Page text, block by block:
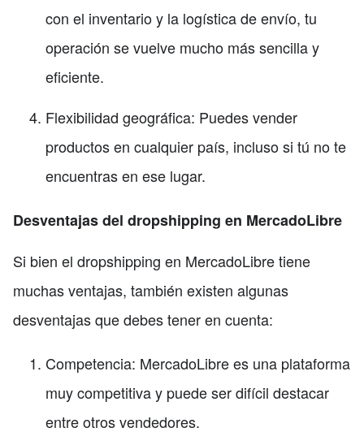
con el inventario y la logística de envío, tu
operación se vuelve mucho más sencilla y
eficiente.
Flexibilidad geográfica: Puedes vender
productos en cualquier país, incluso si tú no te
encuentras en ese lugar.
Desventajas del dropshipping en MercadoLibre
Si bien el dropshipping en MercadoLibre tiene
muchas ventajas, también existen algunas
desventajas que debes tener en cuenta:
Competencia: MercadoLibre es una plataforma
muy competitiva y puede ser difícil destacar
entre otros vendedores.